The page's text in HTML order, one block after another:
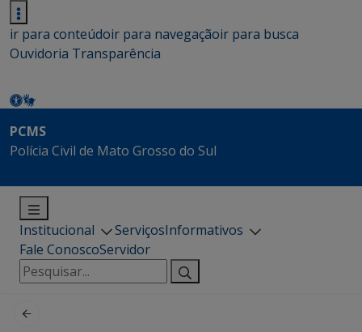
ir para conteúdoir para navegaçãoir para busca
Ouvidoria Transparência
PCMS
Polícia Civil de Mato Grosso do Sul
Institucional ServiçosInformativos
Fale ConoscoServidor
Pesquisar
por: